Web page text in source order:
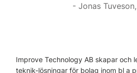
Jonas
Improve Technology AB skapar och
teknik-lösningar för bolag inom bl a